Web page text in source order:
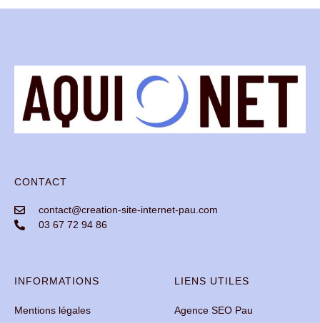
CONTACT
contact@creation-site-internet-pau.com
03 67 72 94 86
INFORMATIONS
Mentions légales
LIENS UTILES
Agence SEO Pau